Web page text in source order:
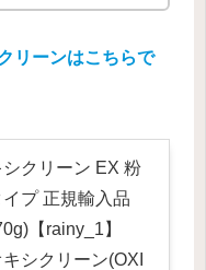
リーンはこちらで
シクリーン EX 粉
イプ 正規輸入品
【rainy_1】
キシクリーン(OXI